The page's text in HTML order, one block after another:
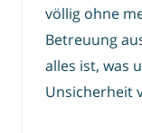
völlig ohne
Betreuung
alles ist, was
Unsicherheit